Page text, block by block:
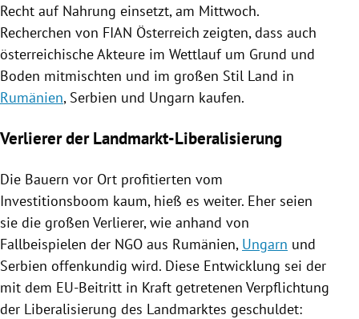
Recht auf Nahrung einsetzt, am Mittwoch.
Recherchen von FIAN Österreich zeigten, dass auch
österreichische Akteure im Wettlaufum Grund und
Boden mitmischten und im großen Stil Land in
Rumänien, Serbien und Ungarn kaufen.
Verlierer der Landmarkt-Liberalisierung
Die Bauern vor Ort profitierten vom
Investitionsboom kaum, hieß es weiter. Eher seien
sie die großen Verlierer, wie anhand von
Fallbeispielen der NGO aus Rumänien, Ungarn und
Serbien offenkundig wird. Diese Entwicklung sei der
mit dem EU-Beitritt in Kraft getretenen Verpflichtung
der Liberalisierung des Landmarktes geschuldet: